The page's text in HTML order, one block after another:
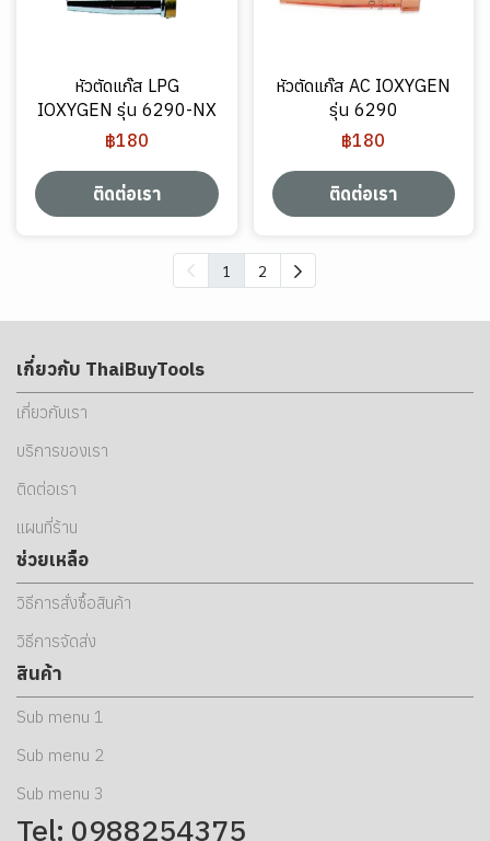
หัวตัดแก๊ส LPG
IOXYGEN รุ่น 6290-NX
฿180
ติดต่อเรา
หัวตัดแก๊ส AC IOXYGEN
รุ่น 6290
฿180
ติดต่อเรา
1 2
เกี่ยวกับ ThaiBuyTools
เกี่ยวกับเรา
บริการของเรา
ติดต่อเรา
แผนที่ร้าน
ช่วยเหลือ
วิธีการสั่งซื้อสินค้า
วิธีการจัดส่ง
สินค้า
Sub menu 1
Sub menu 2
Sub menu 3
Tel: 0988254375